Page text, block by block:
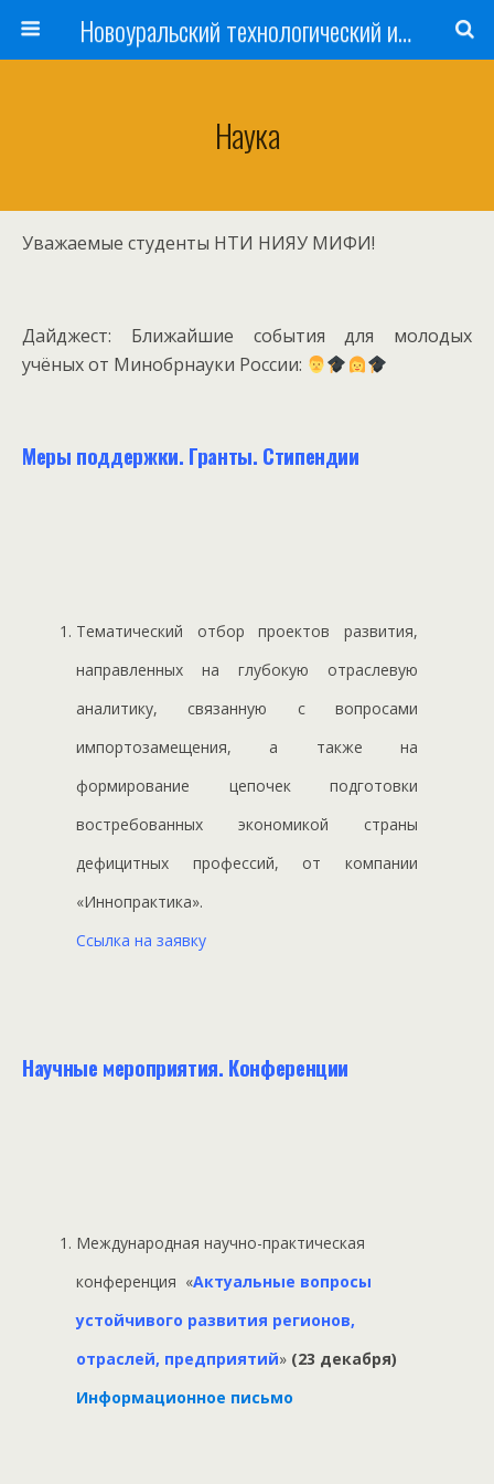
Новоуральский технологический институт НИЯУ МИФИ
Наука
Уважаемые студенты НТИ НИЯУ МИФИ!
Дайджест: Ближайшие события для молодых
учёных от Минобрнауки России:
Меры поддержки. Гранты. Стипендии
Тематический отбор проектов развития,
направленных на глубокую отраслевую
аналитику, связанную с вопросами
импортозамещения, а также на
формирование цепочек подготовки
востребованных экономикой страны
дефицитных профессий, от компании
«Иннопрактика».
Ссылка на заявку
Научные мероприятия. Конференции
Международная научно-практическая
конференция «Актуальные вопросы
устойчивого развития регионов,
отраслей, предприятий» (23 декабря)
Информационное письмо